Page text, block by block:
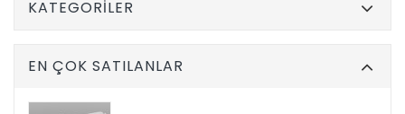
KATEGORILER
EN ÇOK SATILANLAR